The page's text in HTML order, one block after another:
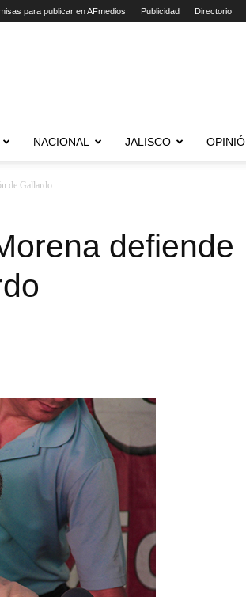
para publicar en AFmedios Publicidad Directorio
NACIONAL JALISCO
de Gallardo
defiende